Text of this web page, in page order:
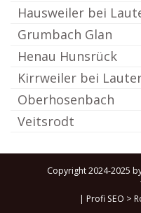
Hausweiler bei
Grumbach Glan
Henau Hunsrück
Kirrweiler bei
Oberhosenbach
Veitsrodt
Copyright 2024-2025
| Profi SEO >